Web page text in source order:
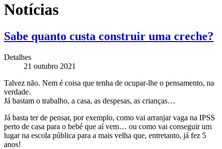
Notícias
Sabe quanto custa construir uma creche?
Detalhes
21 outubro 2021
Talvez não. Nem é coisa que tenha de ocupar-lhe o pensamento, na
verdade.
Já bastam o trabalho, a casa, as despesas, as crianças…
Já basta ter de pensar, por exemplo, como vai arranjar vaga na IPSS
perto de casa para o bebé que aí vem… ou como vai conseguir um
lugar na escola pública para a mais velha que, entretanto, já fez 5
anos!